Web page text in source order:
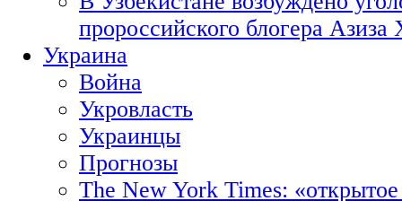
пророссийского блогера Азиза
Украина
Война
Укровласть
Украинцы
Прогнозы
The New York Times: